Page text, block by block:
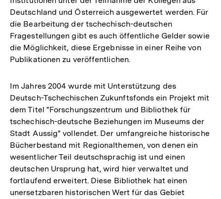
Deutschland und Österreich ausgewertet werden. Für
die Bearbeitung der tschechisch-deutschen
Fragestellungen gibt es auch öffentliche Gelder sowie
die Möglichkeit, diese Ergebnisse in einer Reihe von
Publikationen zu veröffentlichen.
Im Jahres 2004 wurde mit Unterstützung des
Deutsch-Tschechischen Zukunftsfonds ein Projekt mit
dem Titel "Forschungszentrum und Bibliothek für
tschechisch-deutsche Beziehungen im Museums der
Stadt Aussig" vollendet. Der umfangreiche historische
Bücherbestand mit Regionalthemen, von denen ein
wesentlicher Teil deutschsprachig ist und einen
deutschen Ursprung hat, wird hier verwaltet und
fortlaufend erweitert. Diese Bibliothek hat einen
unersetzbaren historischen Wert für das Gebiet